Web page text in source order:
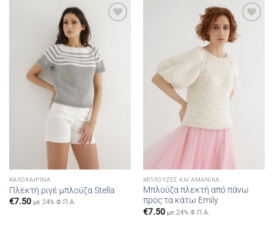
ΚΑΛΟΚΑΙΡΙΝΆ
Πλεκτή ριγέ μπλούζα Stella
€7.50 με 24% Φ.Π.Α.
Add to
wishlist
ΜΠΛΟΎΖΕΣ ΚΑΙ ΑΜΆΝΙΚΑ
Μπλούζα πλεκτή από πάνω
προς τα κάτω Emily
€7.50 με 24% Φ.Π.Α.